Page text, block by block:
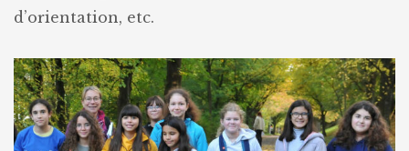
d’orientation, etc.